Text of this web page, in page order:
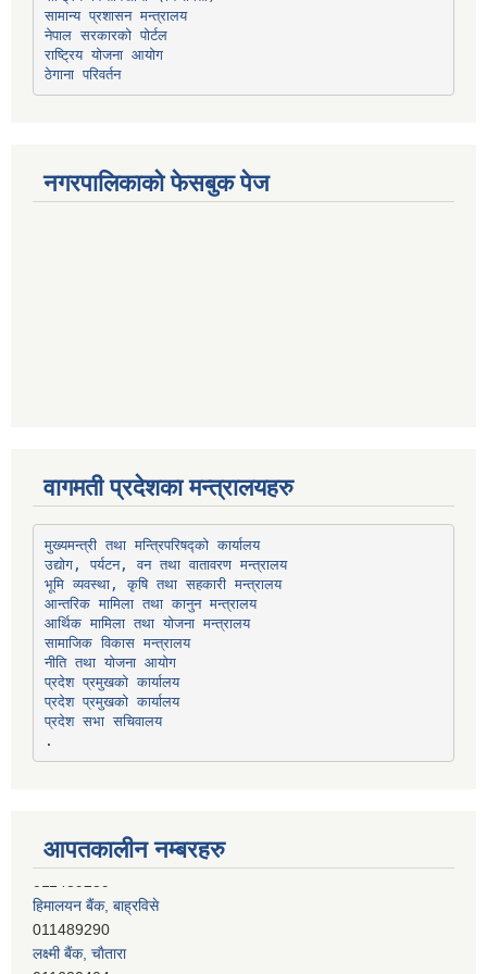
सामान्य प्रशासन मन्त्रालय
नेपाल सरकारको पोर्टल
राष्ट्रिय योजना आयोग
ठेगाना परिवर्तन
नगरपालिकाको फेसबुक पेज
वागमती प्रदेशका मन्त्रालयहरु
मुख्यमन्त्री तथा मन्त्रिपरिषद्को कार्यालय
उद्योग, पर्यटन, वन तथा वातावरण मन्त्रालय
भूमि व्यवस्था, कृषि तथा सहकारी मन्त्रालय
आन्तरिक मामिला तथा कानुन मन्त्रालय
आर्थिक मामिला तथा योजना मन्त्रालय
सामाजिक विकास मन्त्रालय
नीति तथा योजना आयोग
प्रदेश प्रमुखको कार्यालय
प्रदेश प्रमुखको कार्यालय
प्रदेश सभा सचिवालय
आपतकालीन नम्बरहरु
हिमालयन बैंक, बाह्रविसे
011489290
लक्ष्मी बैंक, चाैतारा
011620404